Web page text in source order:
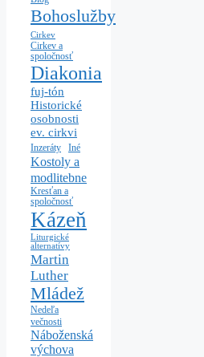
Bohoslužby
Cirkev
Cirkev a
spoločnosť
Diakonia
fuj-tón
Historické
osobnosti
ev. cirkvi
Inzeráty Iné
Kostoly a
modlitebne
Kresťan a
spoločnosť
Kázeň
Liturgické
alternatívy
Martin
Luther
Mládež
Nedeľa
večnosti
Náboženská
výchova